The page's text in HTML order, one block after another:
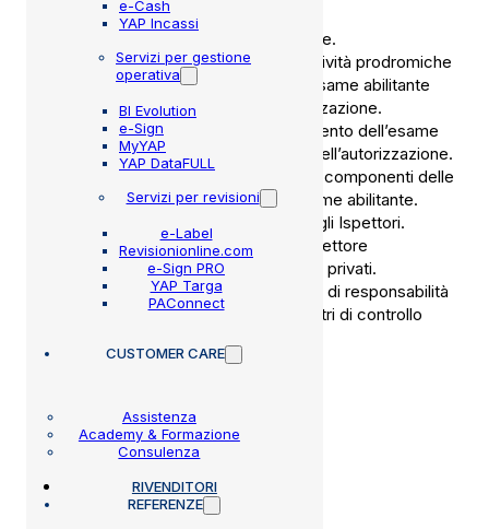
e-Cash
YAP Incassi
Servizi per gestione
operativa
BI Evolution
e-Sign
MyYAP
YAP DataFULL
Servizi per revisioni
e-Label
Revisionionline.com
e-Sign PRO
YAP Targa
PAConnect
CUSTOMER CARE
Assistenza
Academy & Formazione
Consulenza
RIVENDITORI
REFERENZE
controllo privati.
Vigilanza sull’attività di formazione.
Procedimentalizzazione delle attività prodromiche
allo svolgimento della prova di esame abilitante
per il conseguimento dell’autorizzazione.
Procedure e modalità di svolgimento dell’esame
abilitante per il conseguimento dell’autorizzazione.
Definizione dei corrispettivi per i componenti delle
commissioni giudicatrici dell’esame abilitante.
Contenuti del Registro Unico degli Ispettori.
Definizione delle funzioni dell’ispettore
autorizzato dei centri di controllo privati.
Disciplina sanzionatoria e regime di responsabilità
degli ispettori autorizzati dei centri di controllo
SCARICA IL DECRETO
Febbraio 28, 2022